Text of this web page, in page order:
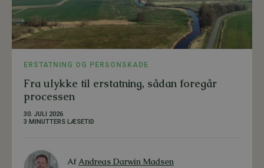
ERSTATNING OG PERSONSKADE
Fra ulykke til erstatning, sådan foregår
processen
30. JULI 2026
3 MINUTTERS LÆSETID
AfAndreas Darwin Madsen